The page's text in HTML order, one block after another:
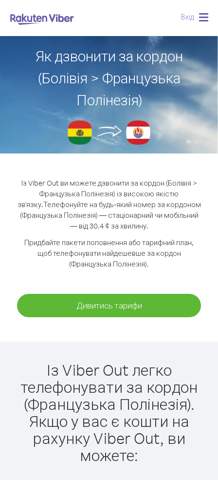
Вхід
Як дзвонити за кордон
(Болівія > Французька
Полінезія)
Із Viber Out ви можете дзвонити за кордон (Болівія >
Французька Полінезія) із високою якістю
зв'язку.Телефонуйте на будь-який номер за кордоном
(Французька Полінезія) — стаціонарний чи мобільний
— від 30.4 ¢ за хвилину.
Придбайте пакети поповнення або тарифний план,
щоб телефонувати найдешевше за кордон
(Французька Полінезія).
Дивитись тарифи
Із Viber Out легко
телефонувати за кордон
(Французька Полінезія).
Якщо у вас є кошти на
рахунку Viber Out, ви
можете: